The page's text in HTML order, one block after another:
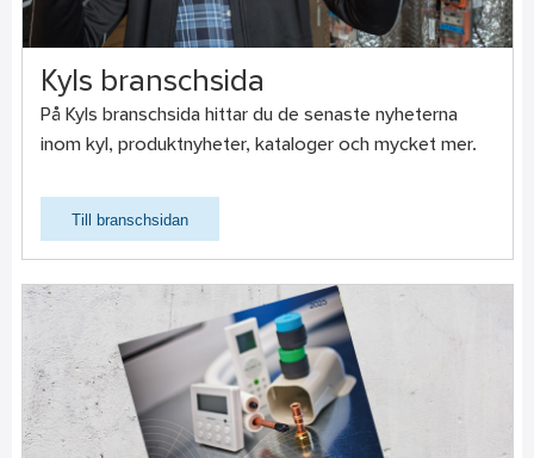
Kyls branschsida
På Kyls branschsida hittar du de senaste nyheterna
inom kyl, produktnyheter, kataloger och mycket mer.
Till branschsidan